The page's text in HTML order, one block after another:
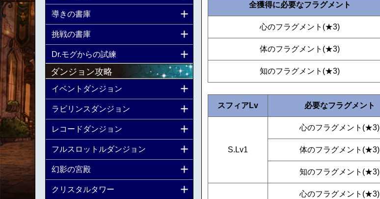
全獲得に必要なフラグメント
心のフラグメント(★3)
体のフラグメント(★3)
知のフラグメント(★3)
スフィアLv 必要なフラグメント
S.Lv1
心のフラグメント(★3)
体のフラグメント(★3)
知のフラグメント(★3)
心のフラグメント(★3)
導きの書庫
挑戦の書庫
Dr.モグからの試練
ダンジョン攻略
イベントダンジョン
ラビリンスダンジョン
レコードダンジョン
フルスロットルダンジョン
幻影の宮殿
クリスタルタワー